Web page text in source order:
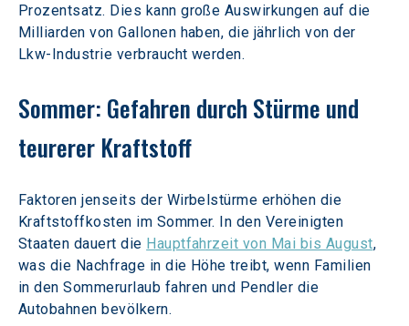
Prozentsatz. Dies kann große Auswirkungen auf die
Milliarden von Gallonen haben, die jährlich von der
Lkw-Industrie verbraucht werden.
Sommer: Gefahren durch Stürme und
teurerer Kraftstoff
Faktoren jenseits der Wirbelstürme erhöhen die
Kraftstoffkosten im Sommer. In den Vereinigten
Staaten dauert die Hauptfahrzeit von Mai bis August,
was die Nachfrage in die Höhe treibt, wenn Familien
in den Sommerurlaub fahren und Pendler die
Autobahnen bevölkern.